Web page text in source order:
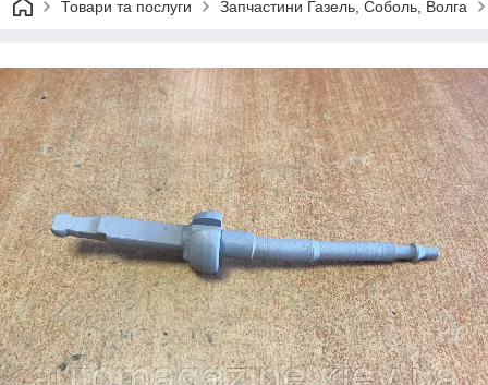
Товари та послуги Запчастини Газель, Соболь, Волга